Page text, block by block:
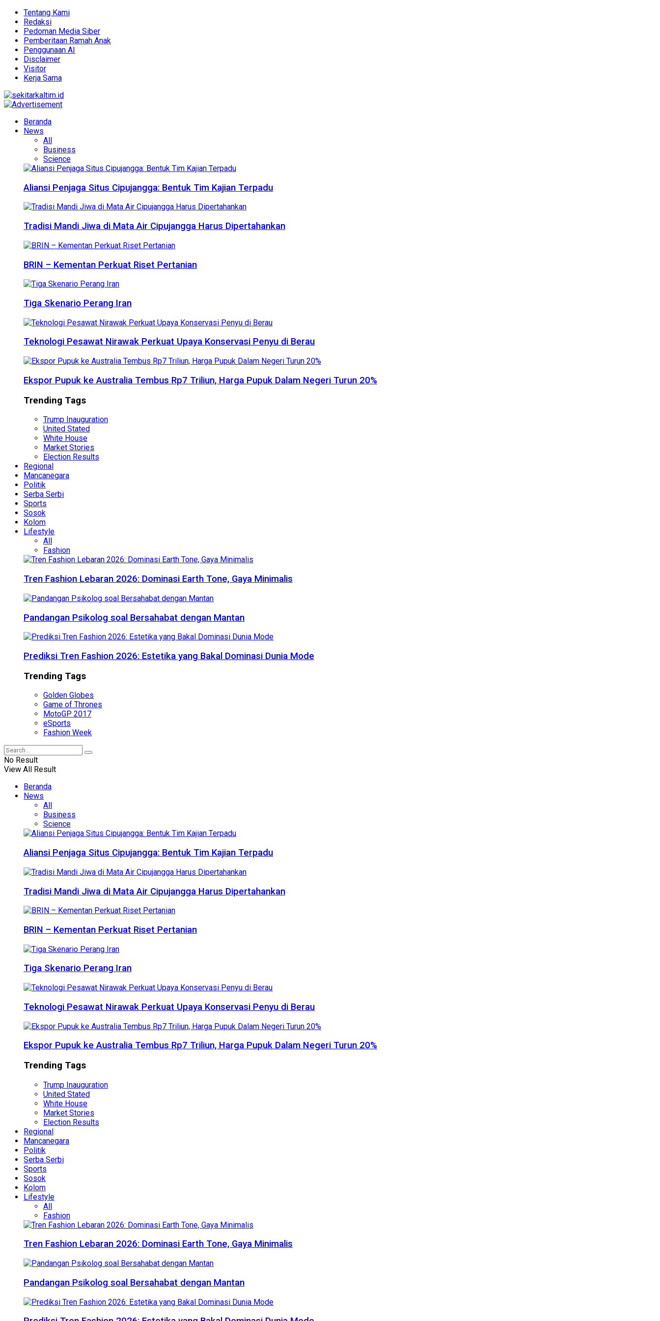
Tentang Kami
Redaksi
Pedoman Media Siber
Pemberitaan Ramah Anak
Penggunaan AI
Disclaimer
Visitor
Kerja Sama
Beranda
News
All
Business
Science
Aliansi Penjaga Situs Cipujangga: Bentuk Tim Kajian Terpadu
Tradisi Mandi Jiwa di Mata Air Cipujangga Harus Dipertahankan
BRIN – Kementan Perkuat Riset Pertanian
Tiga Skenario Perang Iran
Teknologi Pesawat Nirawak Perkuat Upaya Konservasi Penyu di Berau
Ekspor Pupuk ke Australia Tembus Rp7 Triliun, Harga Pupuk Dalam Negeri Turun 20%
Trending Tags
Trump Inauguration
United Stated
White House
Market Stories
Election Results
Regional
Mancanegara
Politik
Serba Serbi
Sports
Sosok
Kolom
Lifestyle
All
Fashion
Tren Fashion Lebaran 2026: Dominasi Earth Tone, Gaya Minimalis
Pandangan Psikolog soal Bersahabat dengan Mantan
Prediksi Tren Fashion 2026: Estetika yang Bakal Dominasi Dunia Mode
Trending Tags
Golden Globes
Game of Thrones
MotoGP 2017
eSports
Fashion Week
No Result
View All Result
Beranda
News
All
Business
Science
Aliansi Penjaga Situs Cipujangga: Bentuk Tim Kajian Terpadu
Tradisi Mandi Jiwa di Mata Air Cipujangga Harus Dipertahankan
BRIN – Kementan Perkuat Riset Pertanian
Tiga Skenario Perang Iran
Teknologi Pesawat Nirawak Perkuat Upaya Konservasi Penyu di Berau
Ekspor Pupuk ke Australia Tembus Rp7 Triliun, Harga Pupuk Dalam Negeri Turun 20%
Trending Tags
Trump Inauguration
United Stated
White House
Market Stories
Election Results
Regional
Mancanegara
Politik
Serba Serbi
Sports
Sosok
Kolom
Lifestyle
All
Fashion
Tren Fashion Lebaran 2026: Dominasi Earth Tone, Gaya Minimalis
Pandangan Psikolog soal Bersahabat dengan Mantan